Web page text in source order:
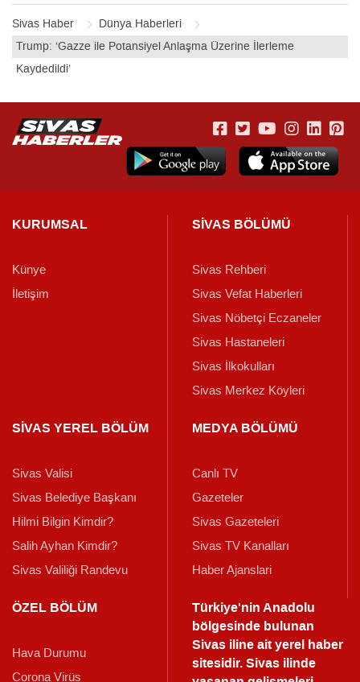
Sivas Haber
Dünya Haberleri
Trump: ‘Gazze ile Potansiyel Anlaşma Üzerine İlerleme
Kaydedildi’
KURUMSAL
Künye
İletişim
SİVAS BÖLÜMÜ
Sivas Rehberi
Sivas Vefat Haberleri
Sivas Nöbetçi Eczaneler
Sivas Hastaneleri
Sivas İlkokulları
Sivas Merkez Köyleri
SİVAS YEREL BÖLÜM
Sivas Valisi
Sivas Belediye Başkanı
Hilmi Bilgin Kimdir?
Salih Ayhan Kimdir?
Sivas Valiliği Randevu
MEDYA BÖLÜMÜ
Canlı TV
Gazeteler
Sivas Gazeteleri
Sivas TV Kanalları
Haber Ajanslari
ÖZEL BÖLÜM
Hava Durumu
Corona Virüs
Türkiye'nin Anadolu
bölgesinde bulunan
Sivas iline ait yerel haber
sitesidir. Sivas ilinde